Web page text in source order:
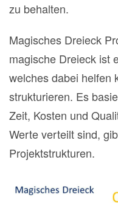
zu behalten.
Magisches Dreieck
magische Dreieck ist
welches dabei helfen
strukturieren. Es
Zeit, Kosten und
Werte verteilt sind,
Projektstrukturen.